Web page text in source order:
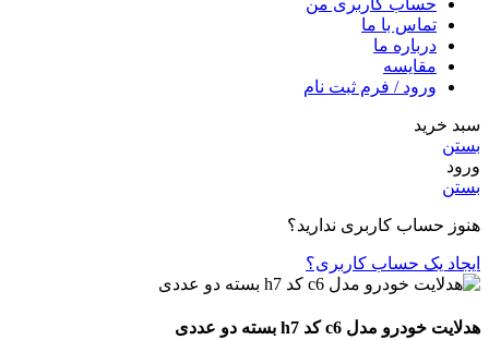
تماس با ما
درباره ما
مقایسه
ورود / فرم ثبت نام
سبد خرید
بستن
ورود
بستن
هنوز حساب کاربری ندارید؟
ایجاد یک حساب کاربری؟
هدلایت خودرو مدل c6 کد h7 بسته دو عددی